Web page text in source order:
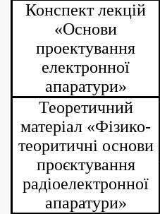
Конспект лекцій
«Основи
проектування
електронної
апаратури»
Теоретичний
матеріал «Фізико-
теоритичні основи
проєктування
радіоелектронної
апаратури»